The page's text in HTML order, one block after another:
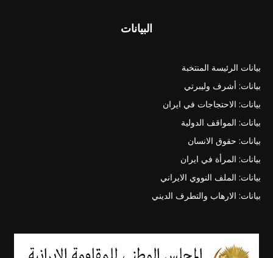
البيانات
بيانات الرئيسة المنتخبة
بيانات: أشرف وليبرتي
بيانات: الاحتجاجات في ايران
بيانات: المواقف الدولية
بيانات: حقوق الانسان
بيانات: المرأة في ايران
بيانات: الملف النووي الايراني
بيانات: الارهاب والتطرف الديني